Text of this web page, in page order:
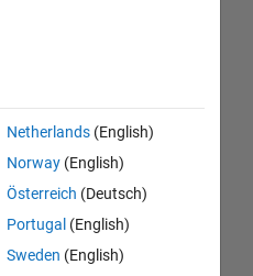
Netherlands(English)
Norway(English)
Österreich (Deutsch)
Portugal (English)
Sweden (English)